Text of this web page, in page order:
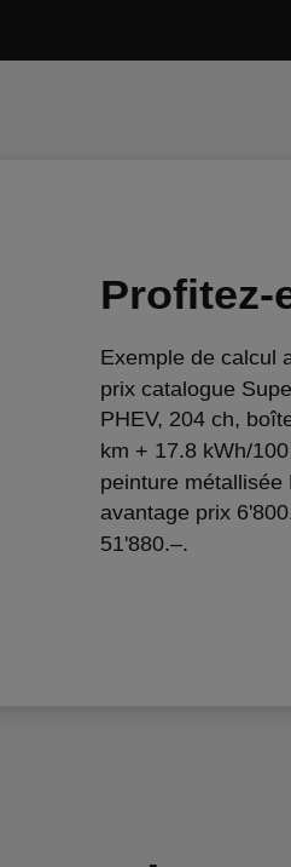
Profitez-
Exemple de calcul
prix catalogue
PHEV, 204 ch,
km + 17.8 kWh/
peinture métallisée
avantage prix
51'880.–.